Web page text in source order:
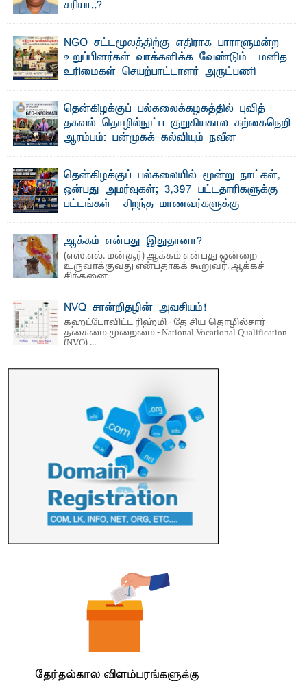
சரியா..?
NGO சட்டமூலத்திற்கு எதிராக பாராளுமன்ற
உறுப்பினர்கள் வாக்களிக்க வேண்டும் – மனித
உரிமைகள் செயற்பாட்டாளர் அருட்பணி
ஜே. எப். காமிலா பேகம்- இ லங்கை அரசாங்கம் அரசுசாரா
அமைப்புகள் (NGO) தொடர்பான புதிய சட்டமூலத்தை ...
தென்கிழக்குப் பல்கலைக்கழகத்தில் புவித்
தகவல் தொழில்நுட்ப குறுகியகால கற்கைநெறி
ஆரம்பம்: பன்முகக் கல்வியும் நவீன
பேராசிரியர் எம். எம். பாஸில்
தெ ன்கிழக்குப் பல்கலைக்கழகத்தின் கலை மற்றும் கலாசார
பீடத்தின் புவியியல் துறையினால் ...
தென்கிழக்குப் பல்கலையில் மூன்று நாட்கள்,
ஒன்பது அமர்வுகள்; 3,397 பட்டதாரிகளுக்கு
பட்டங்கள் – சிறந்த மாணவர்களுக்கு
மற்றும் சிறப்புப் பரிசுகள்
எம்.வை. அமீர்- ஒ லுவிலில் அமைந்துள்ள தென்கிழக்குப்
பல்கலைக்கழகத்தின் 18ஆவது பொதுப் பட்டமளிப்பு விழா ...
ஆக்கம் என்பது இதுதானா?
(எஸ்.எல். மன்சூர்) ஆக்கம் என்பது ஒன்றை
உருவாக்குவது என்பதாகக் கூறுவர். ஆக்கச்
சிந்தனை ...
NVQ சான்றிதழின் அவசியம்!
கஹட்டோவிட்ட ரிஹ்மி - தே சிய தொழில்சார்
தகைமை முறைமை - National Vocational Qualification
(NVQ) ...